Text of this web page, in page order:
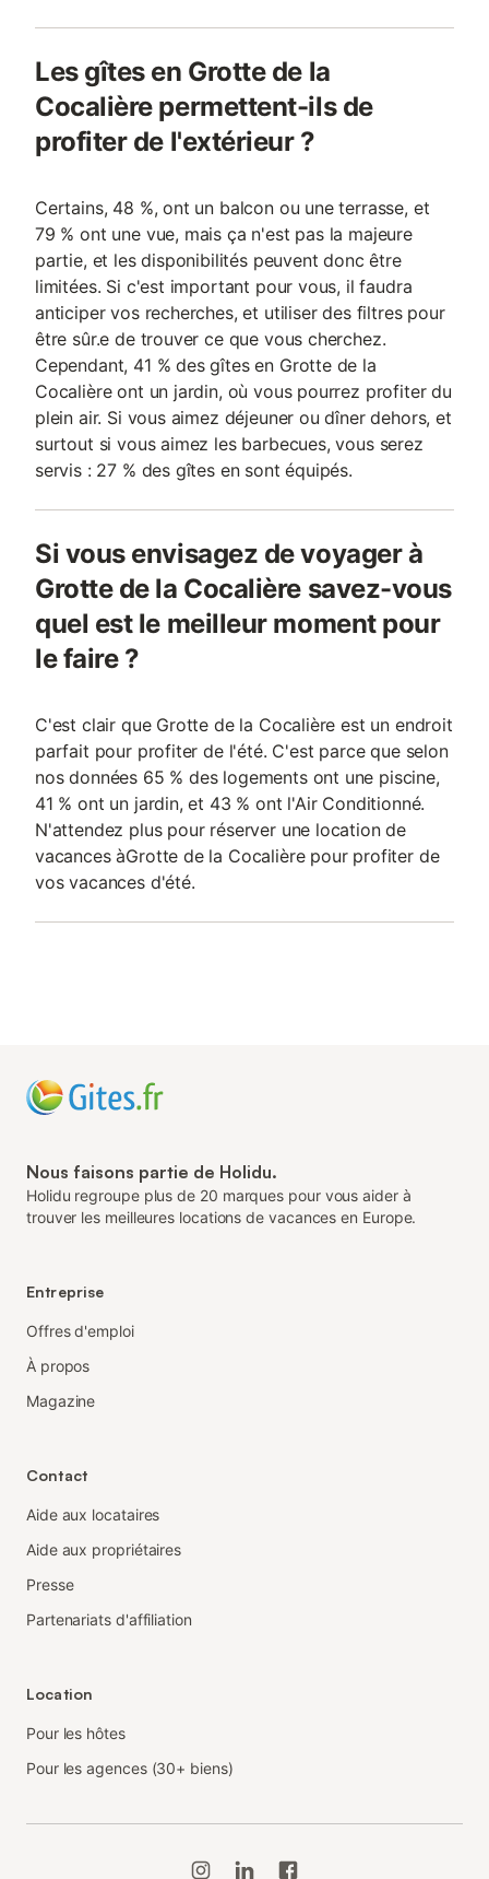
Les gîtes en Grotte de la
Cocalière permettent-ils de
profiter de l'extérieur ?
Certains, 48 %, ont un balcon ou une terrasse, et
79 % ont une vue, mais ça n'est pas la majeure
partie, et les disponibilités peuvent donc être
limitées. Si c'est important pour vous, il faudra
anticiper vos recherches, et utiliser des filtres pour
être sûr.e de trouver ce que vous cherchez.
Cependant, 41 % des gîtes en Grotte de la
Cocalière ont un jardin, où vous pourrez profiter du
plein air. Si vous aimez déjeuner ou dîner dehors, et
surtout si vous aimez les barbecues, vous serez
servis : 27 % des gîtes en sont équipés.
Si vous envisagez de voyager à
Grotte de la Cocalière savez-vous
quel est le meilleur moment pour
le faire ?
C'est clair que Grotte de la Cocalière est un endroit
parfait pour profiter de l'été. C'est parce que selon
nos données 65 % des logements ont une piscine,
41 % ont un jardin, et 43 % ont l'Air Conditionné.
N'attendez plus pour réserver une location de
vacances àGrotte de la Cocalière pour profiter de
vos vacances d'été.
Nous faisons partie de Holidu.
Holidu regroupe plus de 20 marques pour vous aider à
trouver les meilleures locations de vacances en Europe.
Entreprise
Offres d'emploi
À propos
Magazine
Contact
Aide aux locataires
Aide aux propriétaires
Presse
Partenariats d'affiliation
Location
Pour les hôtes
Pour les agences (30+ biens)